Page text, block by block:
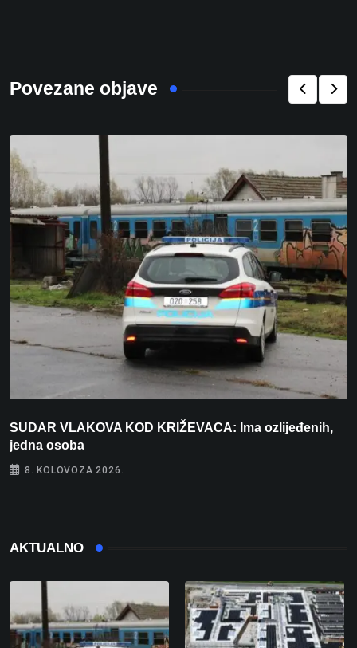
Povezane objave
SUDAR VLAKOVA KOD KRIŽEVACA: Ima ozlijeđenih,
jedna osoba
8. KOLOVOZA 2026.
AKTUALNO